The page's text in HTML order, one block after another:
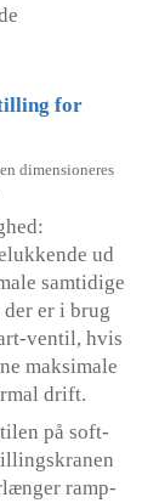
for
dimensioneres
ud
samtidige
er i brug
ventil, hvis
maksimale
drift.
på soft-
ramp-